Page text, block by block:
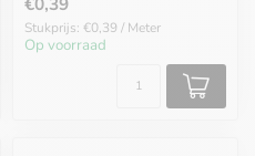
Stukprijs: €0,39 / Meter
Op voorraad